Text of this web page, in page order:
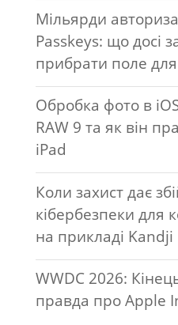
Мільярди
Passkeys: що досі
прибрати поле
Обробка фото в
RAW 9 та як він
iPad
Коли захист дає
кібербезпеки для
на прикладі Kandji
WWDC 2026:
правда про Apple